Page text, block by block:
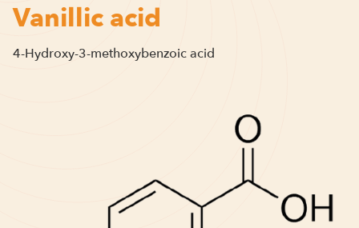
Vanillic acid
4-Hydroxy-3-methoxybenzoic acid